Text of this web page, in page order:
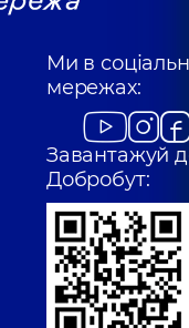
Ми в
мережах:
Завантажуй
Добробут: